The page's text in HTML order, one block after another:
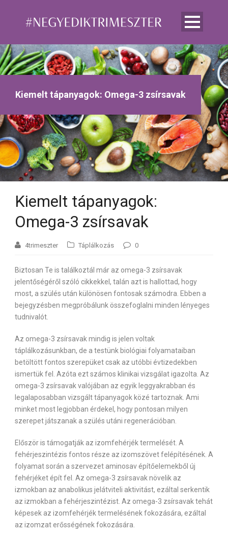
Kiemelt tápanyagok: Omega-3 zsírsavak
Kiemelt tápanyagok:
Omega-3 zsírsavak
4trimeszter Táplálkozás 0
Biztosan Te is találkoztál már az omega-3 zsírsavak
jelentőségéről szóló cikkekkel, talán azt is hallottad, hogy
most, a szülés után különösen fontosak számodra. Ebben a
bejegyzésben megpróbálunk összefoglalni minden lényeges
tudnivalót.
Az omega-3 zsírsavak mindig is jelen voltak
táplálkozásunkban, de a testünk biológiai folyamataiban
betöltött fontos szerepüket csak az utóbbi évtizedekben
ismertük fel. Azóta ezt számos klinikai vizsgálat igazolta. Az
omega-3 zsírsavak valójában az egyik leggyakrabban és
legalaposabban vizsgált tápanyagok közé tartoznak. Ami
minket most legjobban érdekel, hogy pontosan milyen
szerepet játszanak a szülés utáni regenerációban.
Először is támogatják az izomfehérjék termelését. A
fehérjeszintézis fontos része az izomszövet felépítésének. A
folyamat során a szervezet aminosav építőelemekből új
fehérjéket épít fel. Az omega-3 zsírsavak növelik az
izmokban az anabolikus jelátviteli aktivitást, ezáltal serkentik
az izmokban a fehérjeszintézist. Az omega-3 zsírsavak tehát
képesek az izomfehérjék termelésének fokozására, ezáltal
az izomzat erősségének fokozására.